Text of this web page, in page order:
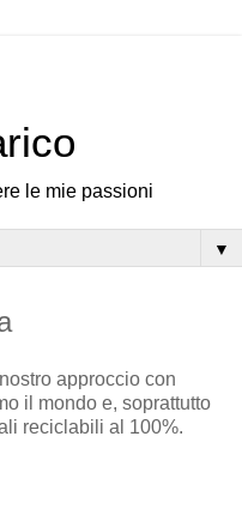
le mie passioni
▼
approccio con
il mondo e, soprattutto
reciclabili al 100%.